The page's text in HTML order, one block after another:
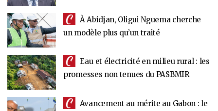
À Abidjan, Oligui Nguema cherche
un modèle plus qu’un traité
Eau et électricité en milieu rural : les
promesses non tenues du PASBMIR
Avancement au mérite au Gabon : le